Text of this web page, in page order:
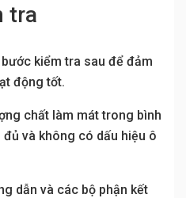
tra
kiểm tra sau để đảm
động tốt.
chất làm mát trong bình
và không có dấu hiệu ô
dẫn và các bộ phận kết